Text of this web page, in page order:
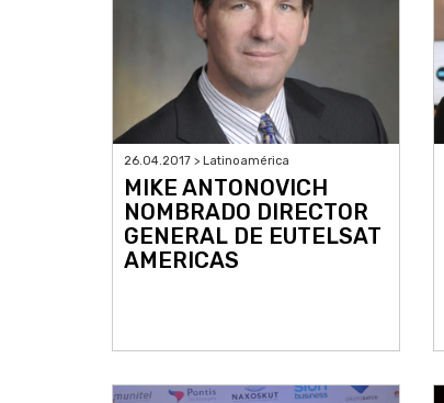
26.04.2017 > Latinoamérica
MIKE ANTONOVICH
NOMBRADO DIRECTOR
GENERAL DE EUTELSAT
AMERICAS